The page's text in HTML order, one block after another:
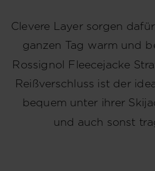
Clevere Layer sorgen
ganzen Tag warm und
Rossignol Fleecejacke
Reißverschluss ist der
bequem unter ihrer
und auch sonst